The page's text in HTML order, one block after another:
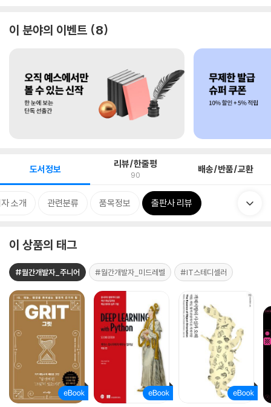
이 분야의 이벤트 8
도서정보 리뷰/한줄평
90 배송/반품/교환
소개 관련분류 품목정보 출판사 리뷰
이 상품의 태그
#월간개발자_주니어 #월간개발자_미드레벨 #IT스테디셀러